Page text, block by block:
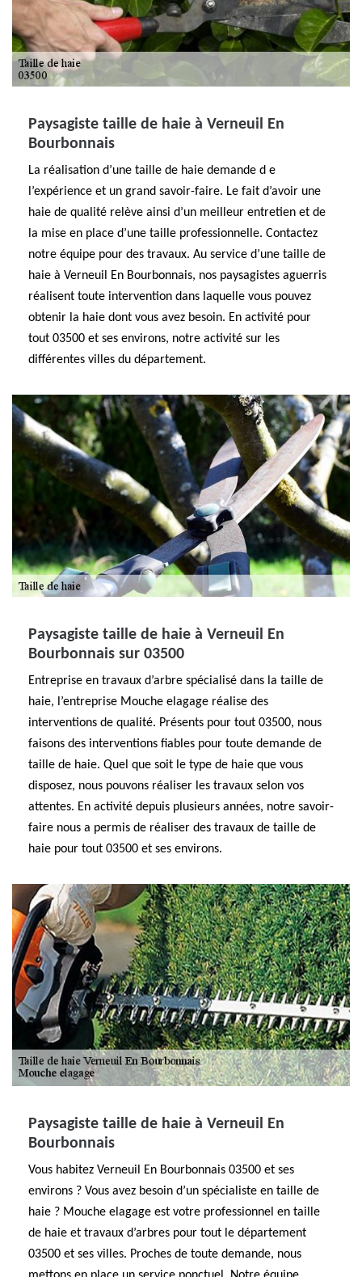
Paysagiste taille de haie à Verneuil En
Bourbonnais
La réalisation d’une taille de haie demande d e
l’expérience et un grand savoir-faire. Le fait d’avoir une
haie de qualité relève ainsi d’un meilleur entretien et de
la mise en place d’une taille professionnelle. Contactez
notre équipe pour des travaux. Au service d’une taille de
haie à Verneuil En Bourbonnais, nos paysagistes aguerris
réalisent toute intervention dans laquelle vous pouvez
obtenir la haie dont vous avez besoin. En activité pour
tout 03500 et ses environs, notre activité sur les
différentes villes du département.
Paysagiste taille de haie à Verneuil En
Bourbonnais sur 03500
Entreprise en travaux d’arbre spécialisé dans la taille de
haie, l’entreprise Mouche elagage réalise des
interventions de qualité. Présents pour tout 03500, nous
faisons des interventions fiables pour toute demande de
taille de haie. Quel que soit le type de haie que vous
disposez, nous pouvons réaliser les travaux selon vos
attentes. En activité depuis plusieurs années, notre savoir-
faire nous a permis de réaliser des travaux de taille de
haie pour tout 03500 et ses environs.
Paysagiste taille de haie à Verneuil En
Bourbonnais
Vous habitez Verneuil En Bourbonnais 03500 et ses
environs ? Vous avez besoin d’un spécialiste en taille de
haie ? Mouche elagage est votre professionnel en taille
de haie et travaux d’arbres pour tout le département
03500 et ses villes. Proches de toute demande, nous